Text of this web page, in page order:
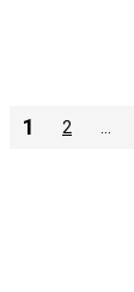
1 2